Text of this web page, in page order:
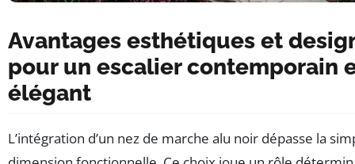
Avantages esthétiques et
pour un escalier contemporain
élégant
L’intégration d’un nez de marche alu noir dépasse la